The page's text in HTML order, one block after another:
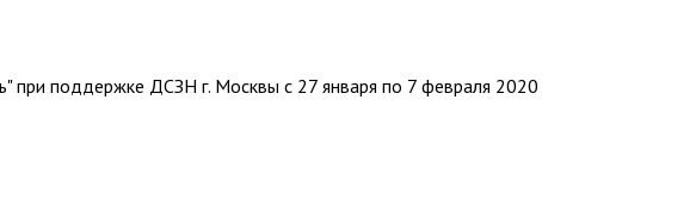
при поддержке ДСЗН г. Москвы с 27 января по 7 февраля 2020